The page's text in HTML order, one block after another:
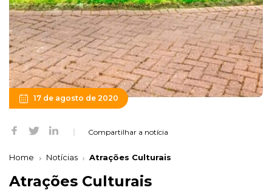
17 de agosto de 2020
Compartilhar a notícia
Home Notícias Atrações Culturais
Atrações Culturais